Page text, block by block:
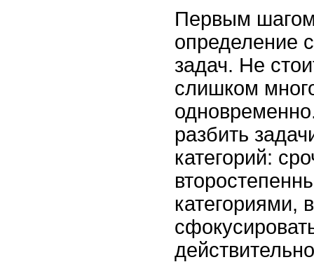
Первым
определение
задач. Не
слишком
разбить
категорий:
категориями,